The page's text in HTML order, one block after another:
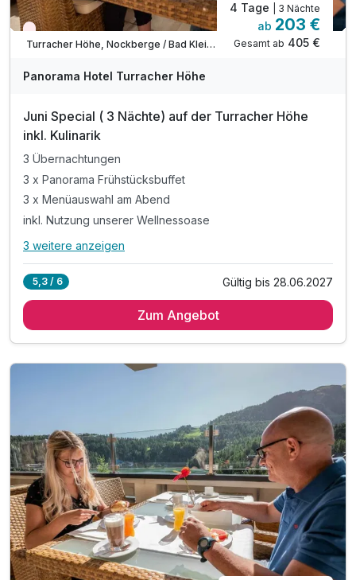
Wieder frei ab Mai
Turracher Höhe, Nockberge / Bad Kleinkirchheim
4 Tage | 3 Nächte
ab 203 €
Gesamt ab 405 €
Panorama Hotel Turracher Höhe
Juni Special ( 3 Nächte) auf der Turracher Höhe
inkl. Kulinarik
3 Übernachtungen
3 x Panorama Frühstücksbuffet
3 x Menüauswahl am Abend
inkl. Nutzung unserer Wellnessoase
Alle Inklusivleistungen
3 x Panorama Frühstücksbuffet
3 weitere anzeigen
5,3 / 6 Gültig bis 28.06.2027
Zum Angebot